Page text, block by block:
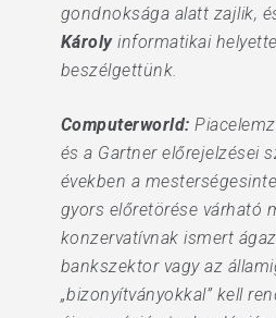
gondnoksága alatt zajlik,
Károlyinformatikai
beszélgettünk.
Computerworld:
és a Gartner előrejelzései
években a
gyors előretörése várható
konzervatívnak ismert
bankszektor vagy az
„bizonyítványokkal” kell